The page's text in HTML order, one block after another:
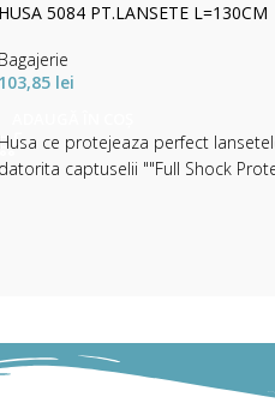
HUSA 5084 PT.LANSETE L=130CM
Bagajerie
103,85 lei
Husa ce protejeaza perfect
datorita captuselii ""Full Shock